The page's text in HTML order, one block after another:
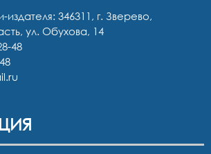
346311, г. Зверево,
ул. Обухова, 14
48